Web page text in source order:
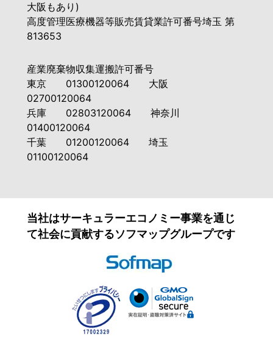
大阪もあり)
高度管理医療機器等販売賃貸業許可番号埼玉 第
813653
産業廃棄物収集運搬許可番号
東京 01300120064 大阪
02700120064
兵庫 02803120064 神奈川
01400120064
千葉 01200120064 埼玉
01100120064
当社はサーキュラーエコノミー事業を通じ
て社会に貢献するソフマップグループです